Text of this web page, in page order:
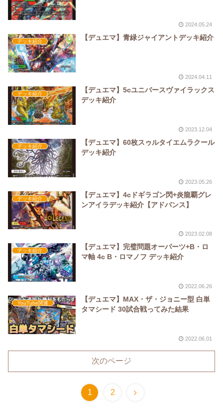
2024.05.24
デッキ紹介 【デュエマ】青緑ジャイアントデッキ紹介
2024.04.11
デッキ紹介
【デュエマ】5cユニバースヴァイラックス
デッキ紹介
2023.12.04
デッキ紹介
【デュエマ】60枚スゥルタイエムラクール
デッキ紹介
2023.05.26
デッキ紹介
【デュエマ】4cドギラゴン閃+炎龍覇グレ
ンアイラデッキ紹介【アドバンス】
2023.02.08
デッキ紹介
【デュエマ】完璧問題オーパーツ+B・ロ
マ軸 4c B・ロマノフ デッキ紹介
2022.06.26
YouTube関連
【デュエマ】MAX・ザ・ジョニー型 白単
タマシード 30試合戦ってみた結果
2022.06.01
次のページ
1 2